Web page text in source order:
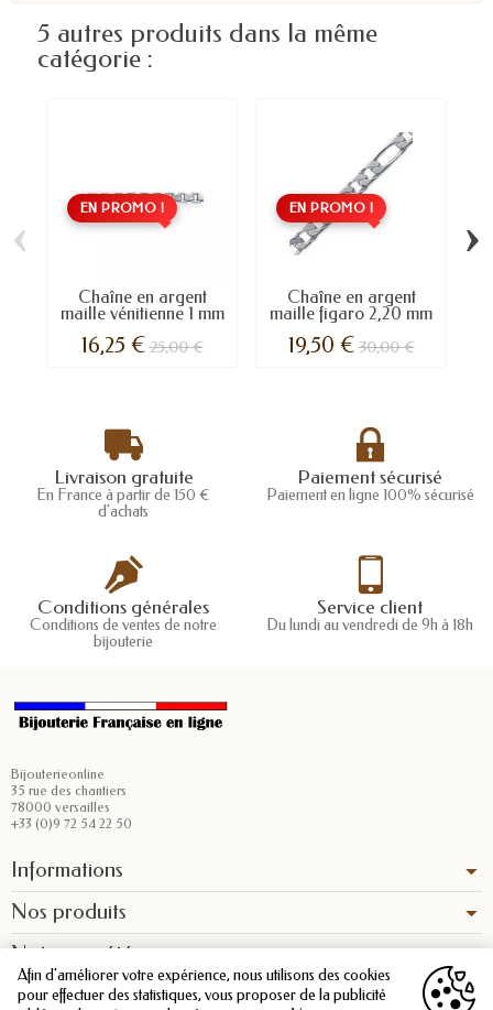
5 autres produits dans la même
catégorie :
EN PROMO !
Chaîne en argent
maille vénitienne 1 mm
16,25 €25,00 €
EN PROMO !
Chaîne en argent
maille figaro 2,20 mm
19,50 €30,00 €
‹ ›
Livraison gratuite
En France à partir de 150 €
d'achats
Paiement sécurisé
Paiement en ligne 100% sécurisé
Conditions générales
Conditions de ventes de notre
bijouterie
Service client
Du lundi au vendredi de 9h à 18h
Bijouterieonline
35 rue des chantiers
78000 versailles
+33 (0)9 72 54 22 50
Informations
Nos produits
Notre société
Afin d'améliorer votre expérience, nous utilisons des cookies
pour effectuer des statistiques, vous proposer de la publicité